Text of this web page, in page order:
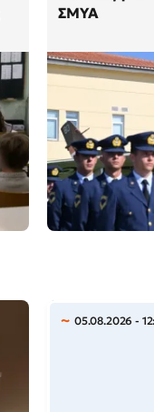
ΣΜΥΑ
05.08.2026 -